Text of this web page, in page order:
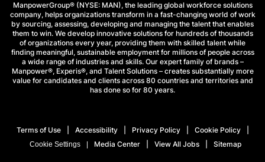
ManpowerGroup® (NYSE: MAN), the leading global workforce solutions
company, helps organizations transform in a fast-changing world of work
by sourcing, assessing, developing and managing the talent that enables
them to win. We develop innovative solutions for hundreds of thousands
of organizations every year, providing them with skilled talent while
finding meaningful, sustainable employment for millions of people across
a wide range of industries and skills. Our expert family of brands –
Manpower®, Experis®, and Talent Solutions – creates substantially more
value for candidates and clients across 80 countries and territories and
has done so for 80 years.
Terms of Use Accessibility Privacy Policy Cookie Policy
Cookie Settings Media Center View All Jobs Sitemap